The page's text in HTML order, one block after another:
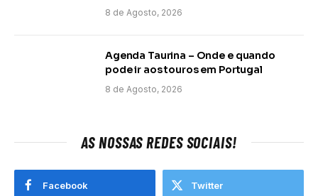
8 de Agosto, 2026
Agenda Taurina – Onde e quando
pode ir aos touros em Portugal
8 de Agosto, 2026
AS NOSSAS REDES SOCIAIS!
Facebook Twitter